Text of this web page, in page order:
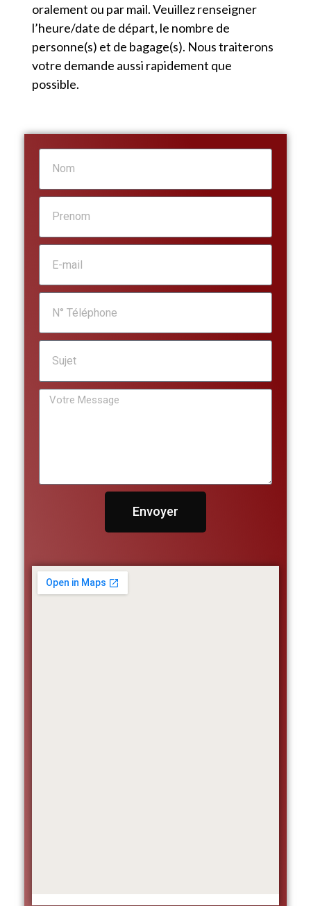
oralement ou par mail. Veuillez renseigner
l’heure/date de départ, le nombre de
personne(s) et de bagage(s). Nous traiterons
votre demande aussi rapidement que
possible.
Envoyer